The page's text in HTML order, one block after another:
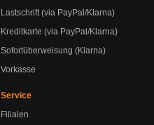
Lastschrift (via PayPal/Klarna)
Kreditkarte (via PayPal/Klarna)
Sofortüberweisung (Klarna)
Vorkasse
Service
Filialen